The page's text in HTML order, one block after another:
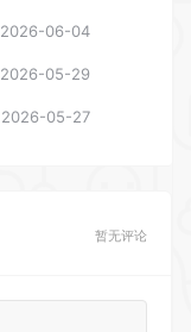
2026-06-04
2026-05-29
2026-05-27
暂无评论